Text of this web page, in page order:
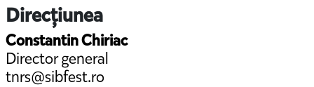
Direcțiunea
Constantin Chiriac
Director general
tnrs@sibfest.ro